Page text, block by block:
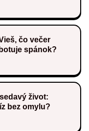
čo večer
spánok?
život:
bez omylu?